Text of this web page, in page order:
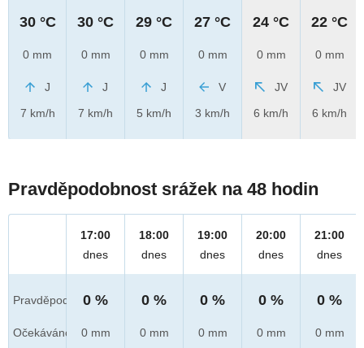
30 °C
0 mm
J
7 km/h
30 °C
0 mm
J
7 km/h
29 °C
0 mm
J
5 km/h
27 °C
0 mm
V
3 km/h
24 °C
0 mm
JV
6 km/h
22 °C
0 mm
JV
6 km/h
Pravděpodobnost srážek na 48 hodin
Pravděpod.
Očekáváno
17:00
dnes
0 %
0 mm
18:00
dnes
0 %
0 mm
19:00
dnes
0 %
0 mm
20:00
dnes
0 %
0 mm
21:00
dnes
0 %
0 mm